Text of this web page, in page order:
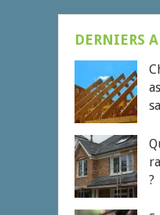
DERNIERS
?